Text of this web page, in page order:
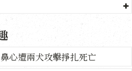
心遭兩犬攻擊掙扎死亡